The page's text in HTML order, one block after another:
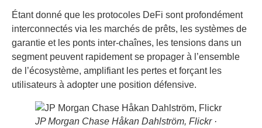
Étant donné que les protocoles DeFi sont profondément
interconnectés via les marchés de prêts, les systèmes de
garantie et les ponts inter-chaînes, les tensions dans un
segment peuvent rapidement se propager à l’ensemble
de l’écosystème, amplifiant les pertes et forçant les
utilisateurs à adopter une position défensive.
JP Morgan Chase Håkan Dahlström, Flickr ·